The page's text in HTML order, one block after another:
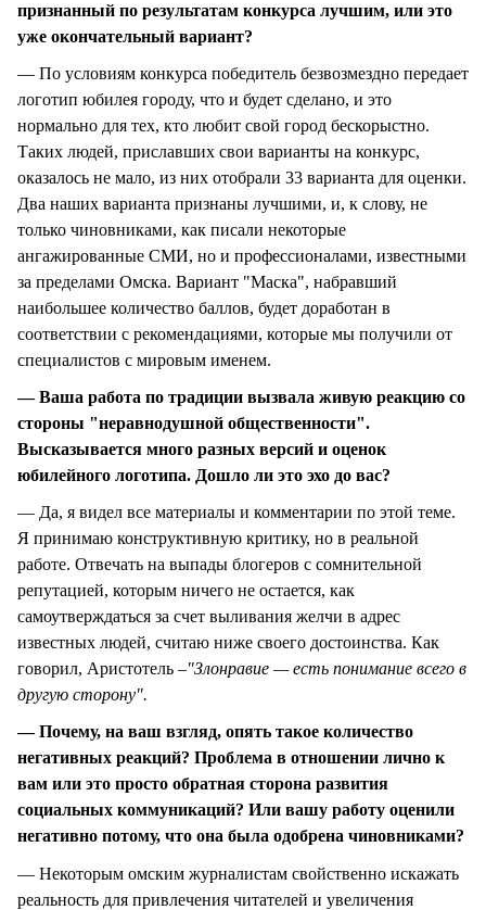
признанный по результатам конкурса лучшим, или это
уже окончательный вариант?
— По условиям конкурса победитель безвозмездно передает
логотип юбилея городу, что и будет сделано, и это
нормально для тех, кто любит свой город бескорыстно.
Таких людей, приславших свои варианты на конкурс,
оказалось не мало, из них отобрали 33 варианта для оценки.
Два наших варианта признаны лучшими, и, к слову, не
только чиновниками, как писали некоторые
ангажированные СМИ, но и профессионалами, известными
за пределами Омска. Вариант "Маска", набравший
наибольшее количество баллов, будет доработан в
соответствии с рекомендациями, которые мы получили от
специалистов с мировым именем.
— Ваша работа по традиции вызвала живую реакцию со
стороны "неравнодушной общественности".
Высказывается много разных версий и оценок
юбилейного логотипа. Дошло ли это эхо до вас?
— Да, я видел все материалы и комментарии по этой теме.
Я принимаю конструктивную критику, но в реальной
работе. Отвечать на выпады блогеров с сомнительной
репутацией, которым ничего не остается, как
самоутверждаться за счет выливания желчи в адрес
известных людей, считаю ниже своего достоинства. Как
говорил, Аристотель –"Злонравие — есть понимание всего в
другую сторону".
— Почему, на ваш взгляд, опять такое количество
негативных реакций? Проблема в отношении лично к
вам или это просто обратная сторона развития
социальных коммуникаций? Или вашу работу оценили
негативно потому, что она была одобрена чиновниками?
— Некоторым омским журналистам свойственно искажать
реальность для привлечения читателей и увеличения